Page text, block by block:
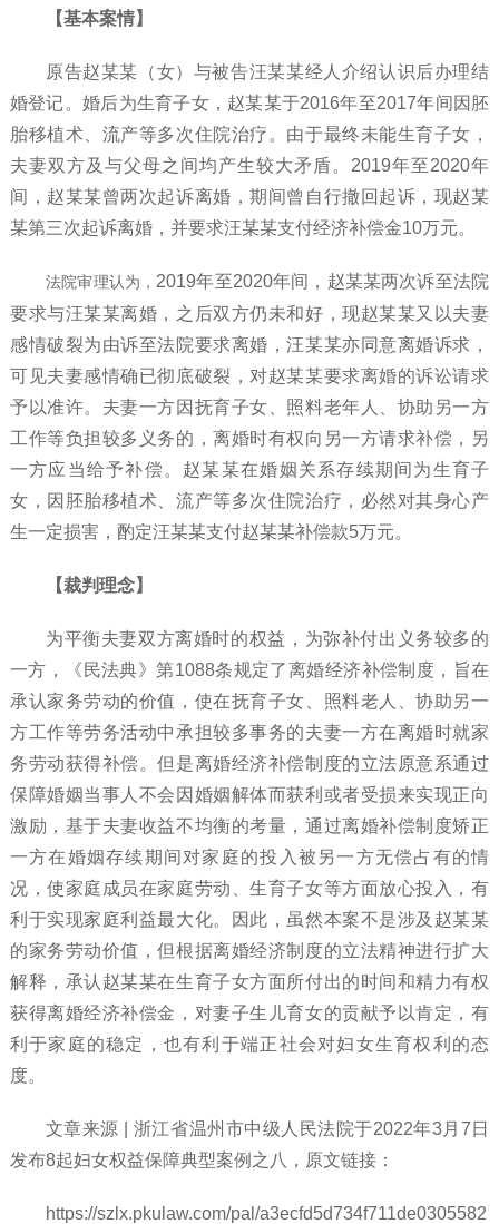
【基本案情】
原告赵某某（女）与被告汪某某经人介绍认识后办理结
婚登记。婚后为生育子女，赵某某于2016年至2017年间因胚
胎移植术、流产等多次住院治疗。由于最终未能生育子女，
夫妻双方及与父母之间均产生较大矛盾。2019年至2020年
间，赵某某曾两次起诉离婚，期间曾自行撤回起诉，现赵某
某第三次起诉离婚，并要求汪某某支付经济补偿金10万元。
法院审理认为， 2019年至2020年间，赵某某两次诉至法院
要求与汪某某离婚，之后双方仍未和好，现赵某某又以夫妻
感情破裂为由诉至法院要求离婚，汪某某亦同意离婚诉求，
可见夫妻感情确已彻底破裂，对赵某某要求离婚的诉讼请求
予以准许。夫妻一方因抚育子女、照料老年人、协助另一方
工作等负担较多义务的，离婚时有权向另一方请求补偿，另
一方应当给予补偿。赵某某在婚姻关系存续期间为生育子
女，因胚胎移植术、流产等多次住院治疗，必然对其身心产
生一定损害，酌定汪某某支付赵某某补偿款5万元。
【裁判理念】
为平衡夫妻双方离婚时的权益，为弥补付出义务较多的
一方，《民法典》第1088条规定了离婚经济补偿制度，旨在
承认家务劳动的价值，使在抚育子女、照料老人、协助另一
方工作等劳务活动中承担较多事务的夫妻一方在离婚时就家
务劳动获得补偿。但是离婚经济补偿制度的立法原意系通过
保障婚姻当事人不会因婚姻解体而获利或者受损来实现正向
激励，基于夫妻收益不均衡的考量，通过离婚补偿制度矫正
一方在婚姻存续期间对家庭的投入被另一方无偿占有的情
况，使家庭成员在家庭劳动、生育子女等方面放心投入，有
利于实现家庭利益最大化。因此，虽然本案不是涉及赵某某
的家务劳动价值，但根据离婚经济制度的立法精神进行扩大
解释，承认赵某某在生育子女方面所付出的时间和精力有权
获得离婚经济补偿金，对妻子生儿育女的贡献予以肯定，有
利于家庭的稳定，也有利于端正社会对妇女生育权利的态
度。
文章来源
| 浙江省温州市中级人民法院于2022年3月7日
发布8起妇女权益保障典型案例之八，原文链接：
https://szlx.pkulaw.com/pal/a3ecfd5d734f711de0305582